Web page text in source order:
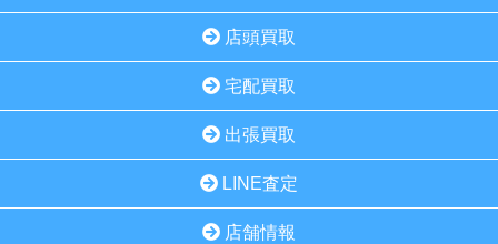
店頭買取
宅配買取
出張買取
LINE査定
店舗情報